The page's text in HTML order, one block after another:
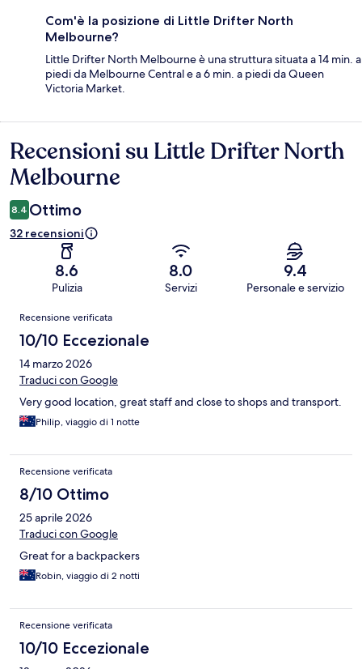
Com'è la posizione di Little Drifter North
Melbourne?
Little Drifter North Melbourne è una struttura situata a 14 min. a
piedi da Melbourne Central e a 6 min. a piedi da Queen
Victoria Market.
Recensioni
Recensioni su Little Drifter North
Melbourne
8.4 Ottimo
32 recensioni
8.6
Pulizia
8.0
Servizi
9.4
Personale e servizio
Recensioni
Recensione verificata
10/10 Eccezionale
14 marzo 2026
Traduci con Google
Very good location, great staff and close to shops and transport.
Philip, viaggio di 1 notte
Recensione verificata
8/10 Ottimo
25 aprile 2026
Traduci con Google
Great for a backpackers
Robin, viaggio di 2 notti
Recensione verificata
10/10 Eccezionale